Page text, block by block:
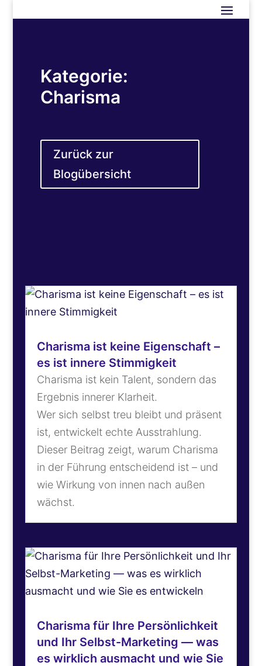
Kategorie:
Charisma
Zurück zur
Blogübersicht
Charisma ist keine Eigenschaft –
es ist innere Stimmigkeit
Charisma ist kein Talent, sondern das
Ergebnis innerer Klarheit.
Wer sich selbst treu bleibt und präsent
ist, entwickelt echte Ausstrahlung.
Dieser Beitrag zeigt, warum Charisma
in der Führung entscheidend ist – und
wie Wirkung von innen nach außen
wächst.
Charisma für Ihre Persönlichkeit
und Ihr Selbst-Marketing — was
es wirklich ausmacht und wie Sie